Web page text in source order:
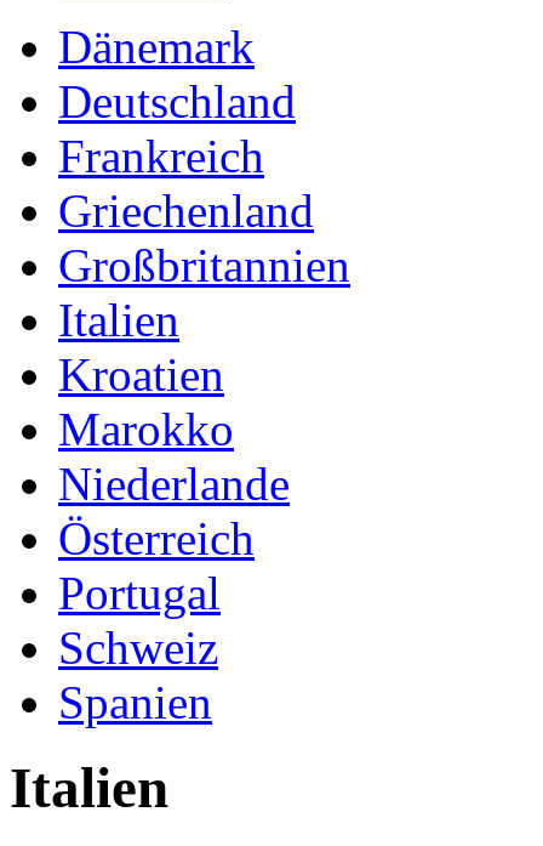
Dänemark
Deutschland
Frankreich
Griechenland
Großbritannien
Italien
Kroatien
Marokko
Niederlande
Österreich
Portugal
Schweiz
Spanien
Italien